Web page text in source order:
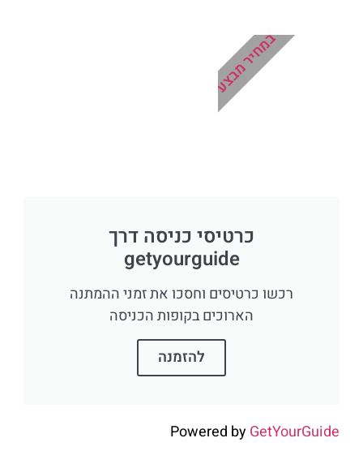
כרטיסי כניסה דרך
getyourguide
רכשו כרטיסים וחסכו את זמני ההמתנה
הארוכים בקופות הכניסה
להזמנה
במחיר מבצע
Powered byGetYourGuide